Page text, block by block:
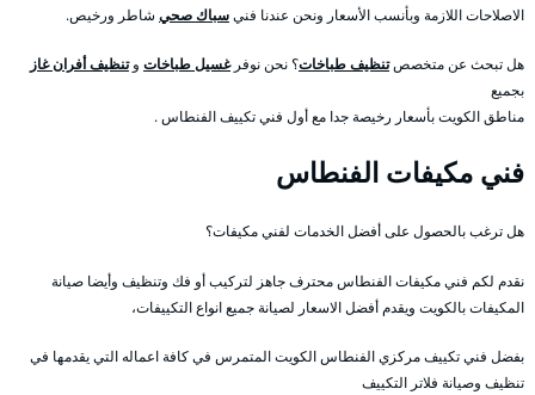
الاصلاحات اللازمة وبأنسب الأسعار ونحن عندنا فنيسباك صحي شاطر ورخيص.
هل تبحث عن متخصصتنظيف طباخات؟ نحن نوفرغسيل طباخات وتنظيف أفران غاز
بجميع
مناطق الكويت بأسعار رخيصة جدا مع أول فني تكييف الفنطاس .
فني مكيفات الفنطاس
هل ترغب بالحصول على أفضل الخدمات لفني مكيفات؟
نقدم لكم فني مكيفات الفنطاس محترف جاهز لتركيب أو فك وتنظيف وأيضا صيانة
المكيفات بالكويت ويقدم أفضل الاسعار لصيانة جميع انواع التكييفات،
بفضل فني تكييف مركزي الفنطاس الكويت المتمرس في كافة اعماله التي يقدمها في
تنظيف وصيانة فلاتر التكييف